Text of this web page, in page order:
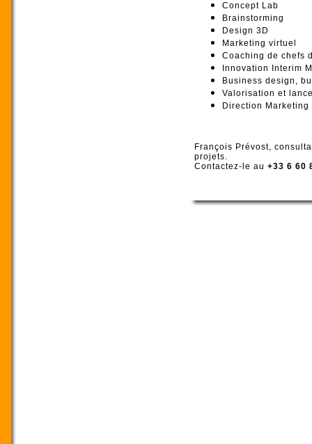
Concept Lab
Brainstorming
Design 3D
Marketing virtuel
Coaching de chefs
Innovation Interim
Business design,
Valorisation et
Direction
François Prévost,
projets.
Contactez-le au +33 6 60